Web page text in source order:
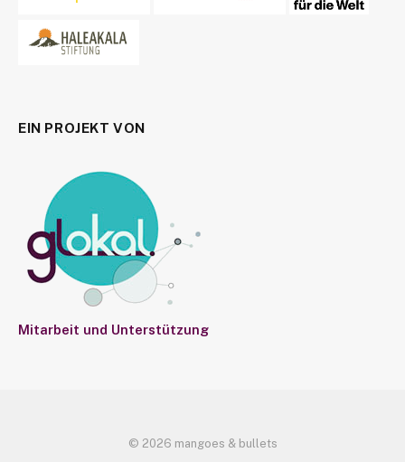
EIN PROJEKT VON
Mitarbeit und Unterstützung
© 2026 mangoes & bullets